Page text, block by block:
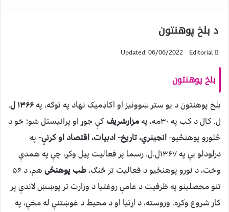
د بلخ پوهنتون
Editorial
Updated: 06/06/2022
بلخ پوهنتون
بلخ پوهنتون د يو ستر ښوونيز او اکاډميک نهاد په توګه، په
.
ل. کال د کب په ۳۰مه، په
مزارشريف کې جوړ او پرانيستل شو؛ خو د
څلورو پوهنځيو-انجينري، تاريخ- ادبيات، اقتصاد او کرنې-په
درلودلو يې په ۱۳۶۷ل.ل. رسما پر فعاليت پيل وکړ، چې په همدې
وخت، د نورو پوهنځيو د فعاليت تر څنګ،طب پوهنځی
هم، د ۵۶
تنو محصلينو په ظرفيت د عامې روغتيا د وزارت تر پوښښ لاندې پر
کار شروع وکړه. وروسته، د اړتيا او د محيط د غوښتنې له مخې، په